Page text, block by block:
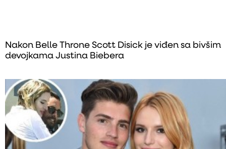
Nakon Belle Throne Scott Disick je viđen sa bivšim
devojkama Justina Biebera